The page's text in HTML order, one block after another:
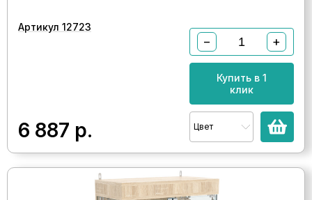
Артикул 12723
6 887 р.
− +
Купить в 1
клик
Цвет